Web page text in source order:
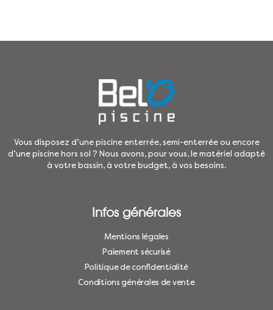
Vous disposez d’une piscine enterrée, semi-enterrée ou encore
d’une piscine hors sol ? Nous avons, pour vous, le matériel adapté
à votre bassin, à votre budget, à vos besoins.
Infos générales
Mentions légales
Paiement sécurisé
Politique de confidentialité
Conditions générales de vente